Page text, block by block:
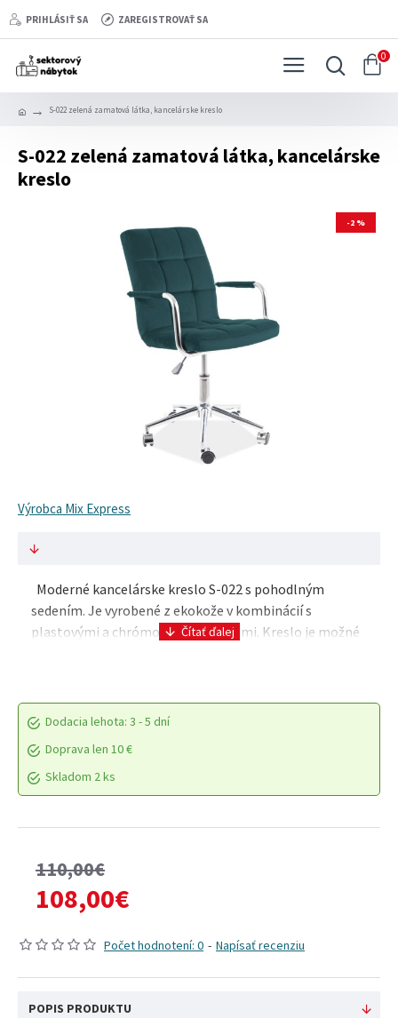
PRIHLÁSIŤ SA ZAREGISTROVAŤ SA
0
S-022 zelená zamatová látka, kancelárske kreslo
S-022 zelená zamatová látka, kancelárske
kreslo
-2 %
Výrobca Mix Express
Moderné kancelárske kreslo S-022 s pohodlným
sedením. Je vyrobené z ekokože v kombinácií s
plastovými a chrómovými doplnkami. Kreslo je možné
Dodacia lehota: 3 - 5 dní
Doprava len 10 €
Skladom 2 ks
Počet hodnotení: 0 - Napísať recenziu
110,00€
108,00€
POPIS PRODUKTU